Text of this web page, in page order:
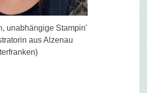
unabhängige Stampin'
aus Alzenau